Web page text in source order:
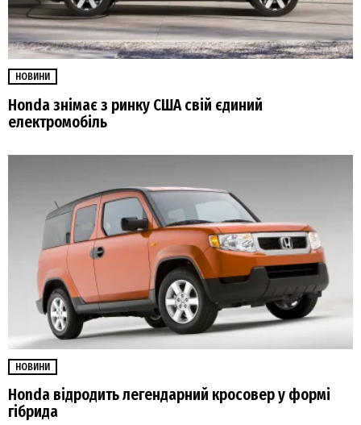
НОВИНИ
Honda знімає з ринку США свій єдиний
електромобіль
НОВИНИ
Honda відродить легендарний кросовер у формі
гібрида